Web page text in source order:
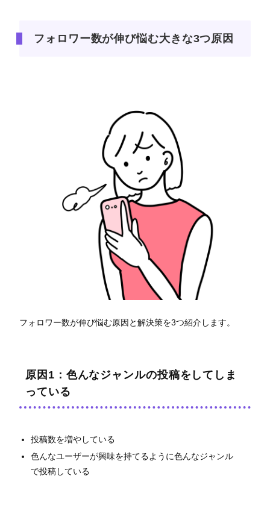
フォロワー数が伸び悩む大きな3つ原因
フォロワー数が伸び悩む原因と解決策を3つ紹介します。
原因1：色んなジャンルの投稿をしてしま
っている
投稿数を増やしている
色んなユーザーが興味を持てるように色んなジャンル
で投稿している